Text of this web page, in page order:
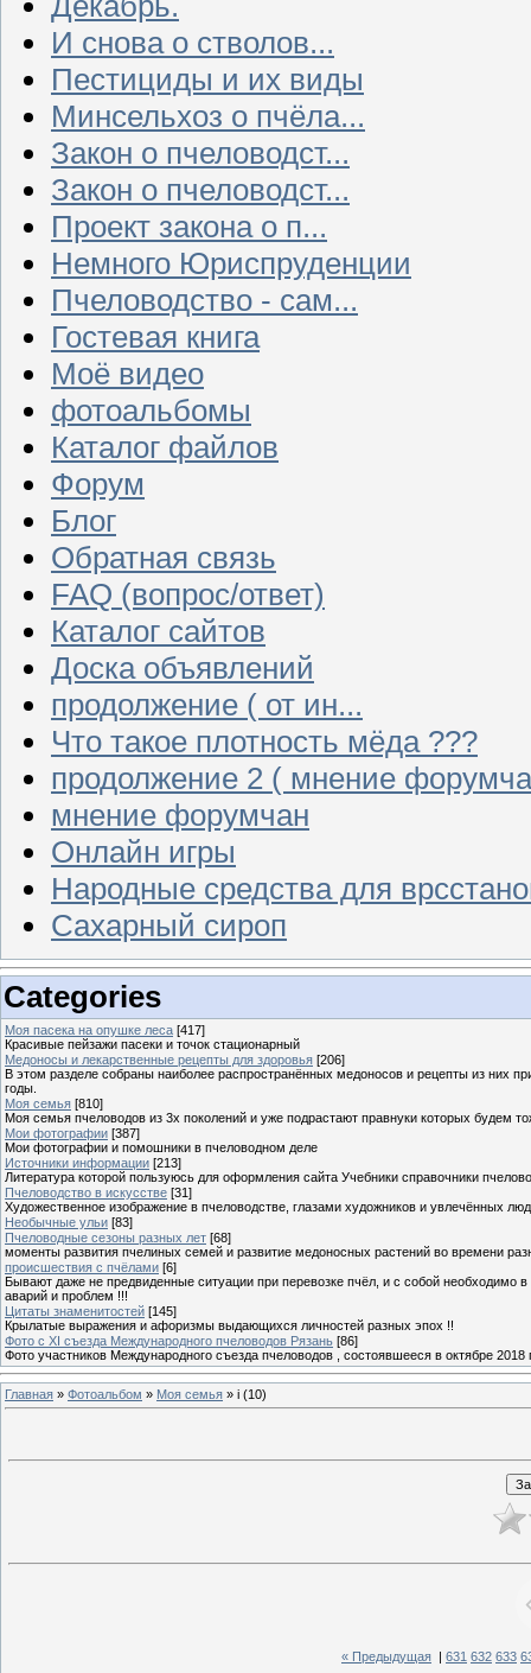
И снова о стволов...
Пестициды и их виды
Минсельхоз о пчёла...
Закон о пчеловодст...
Закон о пчеловодст...
Проект закона о п...
Немного Юриспруденции
Пчеловодство - сам...
Гостевая книга
Моё видео
фотоальбомы
Каталог файлов
Форум
Блог
Обратная связь
FAQ (вопрос/ответ)
Каталог сайтов
Доска объявлений
продолжение ( от ин...
Что такое плотность мёда ???
продолжение 2 ( мнение
мнение форумчан
Онлайн игры
Народные средства для
Сахарный сироп
Categories
Моя пасека на опушке леса [417]
Красивые пейзажи пасеки и точок стационарный
Медоносы и лекарственные рецепты для здоровья [206]
В этом разделе собраны наиболее распространённых медоносов и рецепты из них
годы.
Моя семья [810]
Моя семья пчеловодов из 3х поколений и уже подрастают правнуки которых будем
Мои фотографии [387]
Мои фотографии и помошники в пчеловодном деле
Источники информации [213]
Литература которой пользуюсь для оформления сайта Учебники справочники
Пчеловодство в искусстве [31]
Художественное изображение в пчеловодстве, глазами художников и увлечённых
Необычные ульи [83]
Пчеловодные сезоны разных лет [68]
моменты развития пчелиных семей и развитие медоносных растений во времени
происшествия с пчёлами [6]
Бывают даже не предвиденные ситуации при перевозке пчёл, и с собой необходимо
аварий и проблем !!!
Цитаты знаменитостей [145]
Крылатые выражения и афоризмы выдающихся личностей разных эпох !!
Фото с XI съезда Международного пчеловодов Рязань [86]
Фото участников Международного съезда пчеловодов , состоявшееся в октябре 2018
Главная » Фотоальбом » Моя семья » i (10)
« Предыдущая 631 632 633